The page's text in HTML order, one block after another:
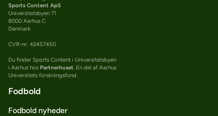
Sports Content ApS
Universitetsbyen 71
8000 Aarhus C
Denmark
CVR-nr: 42457450
Du finder Sports Content i Universitetsbyen
i Aarhus hos Partnerhuset. En del af Aarhus
Universitets forskningsfond.
Fodbold
Fodbold nyheder